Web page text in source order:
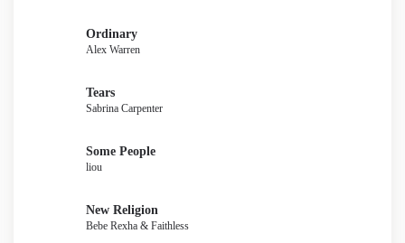
Ordinary
Alex Warren
Tears
Sabrina Carpenter
Some People
liou
New Religion
Bebe Rexha & Faithless